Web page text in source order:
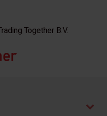
Together B.V.